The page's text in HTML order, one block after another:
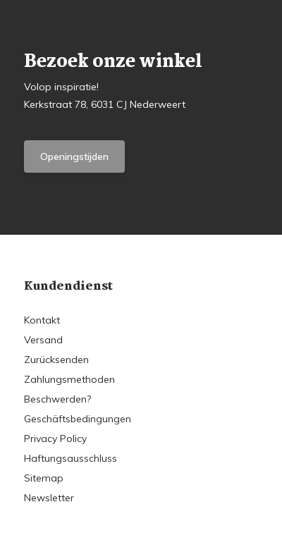
Bezoek onze winkel
Volop inspiratie!
Kerkstraat 78, 6031 CJ Nederweert
Openingstijden
Kundendienst
Kontakt
Versand
Zurücksenden
Zahlungsmethoden
Beschwerden?
Geschäftsbedingungen
Privacy Policy
Haftungsausschluss
Sitemap
Newsletter